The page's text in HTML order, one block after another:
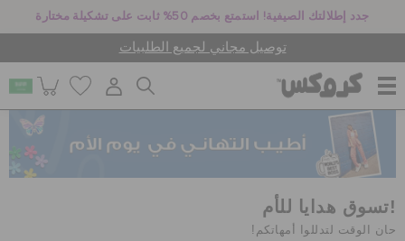
جدد إطلالتك الصيفية! استمتع بخصم 50% ثابت على تشكيلة مختارة
توصيل مجاني لجميع الطلبيات
للنساء
للرجال
!تسوق هدايا للأم
حان الوقت لتدللوا أمهاتكم!